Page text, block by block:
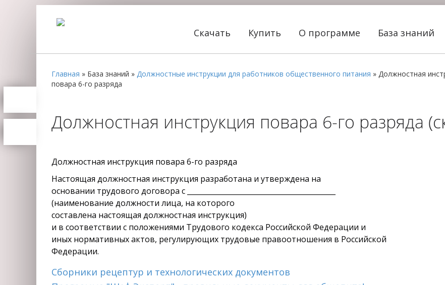
Скачать Купить О программе База знаний
Главная » База знаний » Должностные инструкции для работников общественного питания » Должностная
повара 6-го разряда
Должностная инструкция повара 6-го разряда
Должностная инструкция повара 6-го разряда
Настоящая должностная инструкция разработана и утверждена на
основании трудового договора с __________________________________________
(наименование должности лица, на которого
составлена настоящая должностная инструкция)
и в соответствии с положениями Трудового кодекса Российской Федерации и
иных нормативных актов, регулирующих трудовые правоотношения в Российской
Федерации.
Сборники рецептур и технологических документов